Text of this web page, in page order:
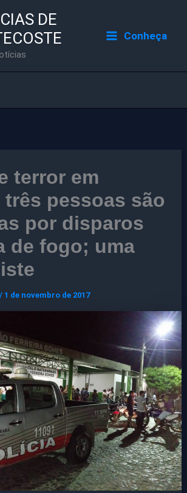
DE
Conheça
terror em
três pessoas são
por disparos
de fogo; uma
/ 1 de novembro de 2017